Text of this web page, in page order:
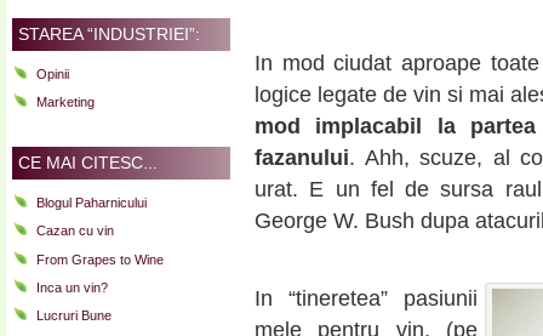
STAREA “INDUSTRIEI”:
Opinii
Marketing
CE MAI CITESC...
Blogul Paharnicului
Cazan cu vin
From Grapes to Wine
Inca un vin?
Lucruri Bune
In mod ciudat aproape
logice legate de vin si mai
mod implacabil la
fazanului. Ahh, scuze, al
urat. E un fel de sursa
George W. Bush dupa
In “tineretea” pasiunii
mele pentru vin, (pe